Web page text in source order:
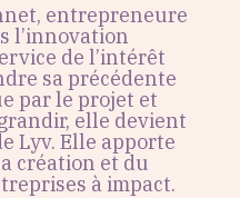
entrepreneure
l’innovation
de l’intérêt
sa précédente
par le projet et
elle devient
Lyv. Elle apporte
création et du
à impact.